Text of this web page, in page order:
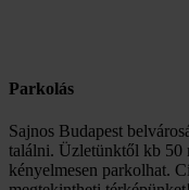
Parkolás
Sajnos Budapest
találni. Üzletünktől kb 50
kényelmesen parkolhat.